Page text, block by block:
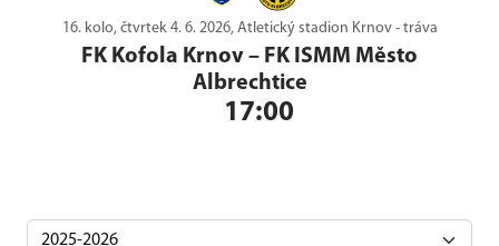
16. kolo, čtvrtek 4. 6. 2026, Atletický stadion Krnov - tráva
FK Kofola Krnov – FK ISMM Město
Albrechtice
17:00